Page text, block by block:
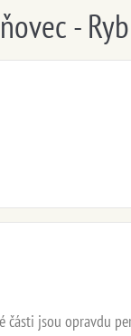
-
části jsou opravdu